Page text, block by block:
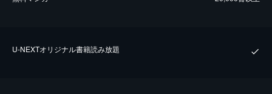
U-NEXTオリジナル書籍読み放題